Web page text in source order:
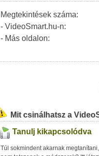
Megtekintések száma:
- VideoSmart.hu-n:
- Más oldalon:
Mit csinálhatsz a
Tanulj kikapcsolódva
Túl sokmindent akarnak